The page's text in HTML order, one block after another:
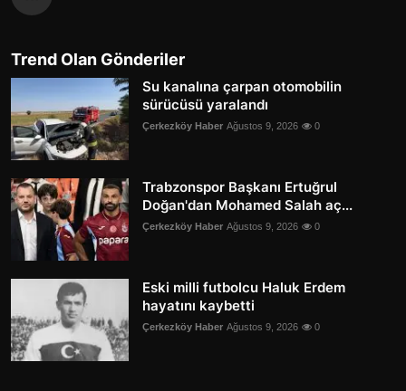
Trend Olan Gönderiler
Su kanalına çarpan otomobilin
sürücüsü yaralandı
Çerkezköy Haber Ağustos 9, 2026 0
Trabzonspor Başkanı Ertuğrul
Doğan'dan Mohamed Salah aç...
Çerkezköy Haber Ağustos 9, 2026 0
Eski milli futbolcu Haluk Erdem
hayatını kaybetti
Çerkezköy Haber Ağustos 9, 2026 0